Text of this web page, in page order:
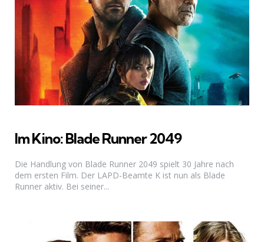
Im Kino: Blade Runner 2049
Die Handlung von Blade Runner 2049 spielt 30 Jahre nach
dem ersten Film. Der LAPD-Beamte K ist nun als Blade
Runner aktiv. Bei seiner...